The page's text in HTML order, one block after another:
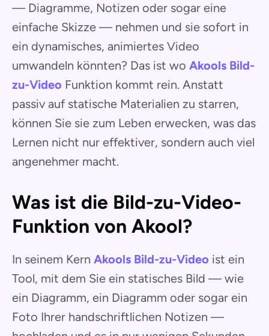
— Diagramme, Notizen oder sogar eine
einfache Skizze — nehmen und sie sofort in
ein dynamisches, animiertes Video
umwandeln könnten? Das ist wo Akools Bild-
zu-Video Funktion kommt rein. Anstatt
passiv auf statische Materialien zu starren,
können Sie sie zum Leben erwecken, was das
Lernen nicht nur effektiver, sondern auch viel
angenehmer macht.
Was ist die Bild-zu-Video-
Funktion von Akool?
In seinem Kern Akools Bild-zu-Video ist ein
Tool, mit dem Sie ein statisches Bild — wie
ein Diagramm, ein Diagramm oder sogar ein
Foto Ihrer handschriftlichen Notizen —